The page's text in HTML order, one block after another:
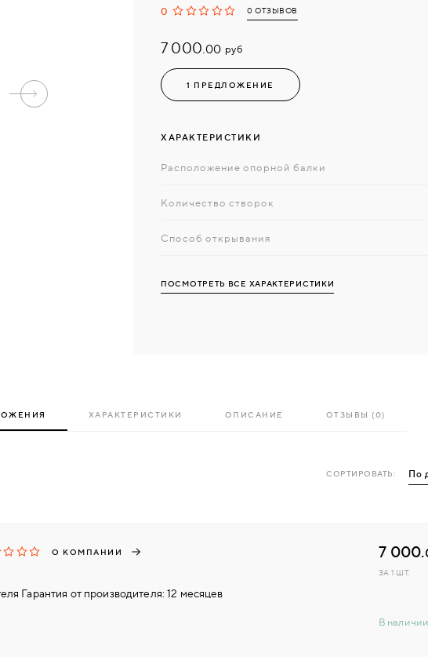
0 0 ОТЗЫВОВ
7 000.00 руб
1 ПРЕДЛОЖЕНИЕ
ХАРАКТЕРИСТИКИ
Расположение опорной балки
Количество створок
Способ открывания
ПОСМОТРЕТЬ ВСЕ ХАРАКТЕРИСТИКИ
ХАРАКТЕРИСТИКИ ОПИСАНИЕ ОТЗЫВЫ (0)
СОРТИРОВАТЬ:
О КОМПАНИИ
Гарантия от производителя: 12 месяцев
В наличии
7 000.
ЗА 1 ШТ.